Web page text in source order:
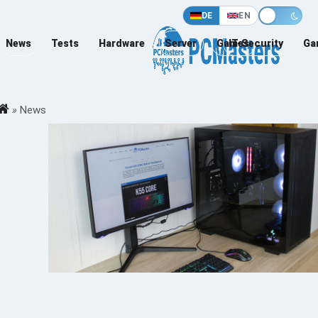
DE EN
News Tests Hardware Server Games
IT-Security
» News